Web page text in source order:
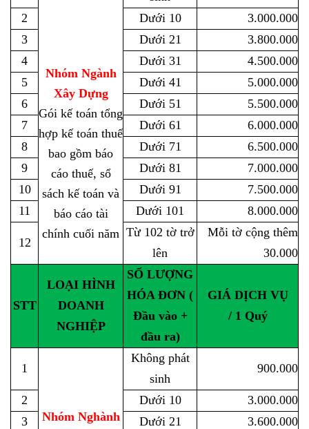
Nhóm Ngành
Xây Dựng
Gói kế toán tổng
hợp kế toán thuế
bao gồm báo
cáo thuế, sổ
sách kế toán và
báo cáo tài
chính cuối năm
2 Dưới 10
3.000.000
3
Dưới 21
3.800.000
4
Dưới 31
4.500.000
5
Dưới 41
5.000.000
6
Dưới 51
5.500.000
7
Dưới 61
6.000.000
8
Dưới 71
6.500.000
9
Dưới 81
7.000.000
10
Dưới 91
7.500.000
11
Dưới 101 8.000.000
12
Từ 102 tờ trở
lên
Mỗi tờ cộng thêm
30.000
STT
LOẠI HÌNH
DOANH
NGHIỆP
SỐ LƯỢNG
HÓA ĐƠN (
Đầu vào +
đầu ra)
GIÁ DỊCH VỤ
/ 1 Quý
1
Nhóm Nghành
Không phát
sinh
900.000
2 Dưới 10
3.000.000
3
Dưới 21
3.600.000